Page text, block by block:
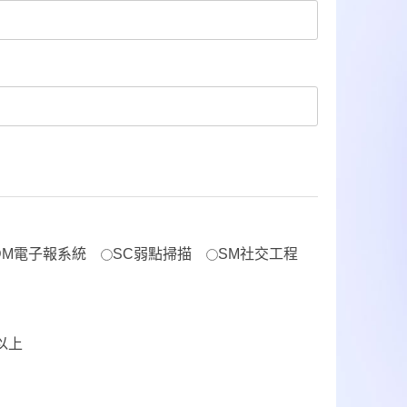
電子報系統 SC弱點掃描 SM社交工程
上